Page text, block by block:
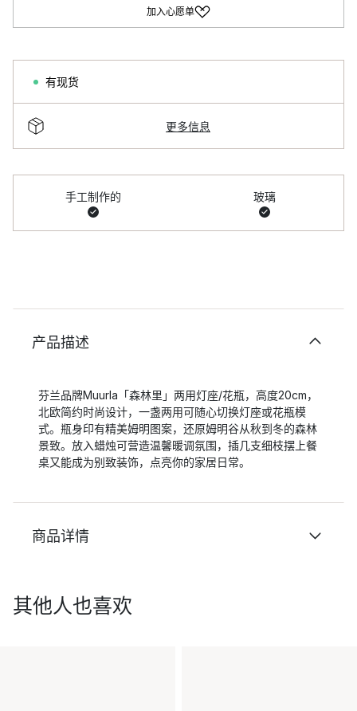
加入心愿单
有现货
更多信息
手工制作的 玻璃
产品描述
芬兰品牌Muurla「森林里」两用灯座/花瓶，高度20cm，
北欧简约时尚设计，一盏两用可随心切换灯座或花瓶模
式。瓶身印有精美姆明图案，还原姆明谷从秋到冬的森林
景致。放入蜡烛可营造温馨暖调氛围，插几支细枝摆上餐
桌又能成为别致装饰，点亮你的家居日常。
商品详情
其他人也喜欢